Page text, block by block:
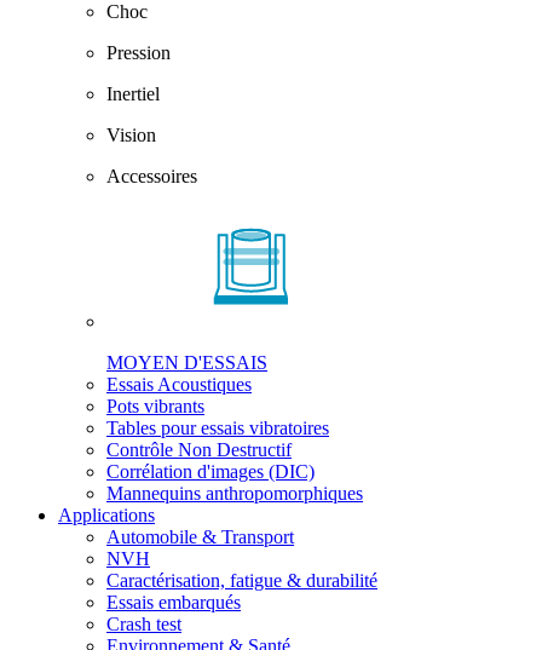
Choc
Pression
Inertiel
Vision
Accessoires
MOYEN D'ESSAIS
Essais Acoustiques
Pots vibrants
Tables pour essais vibratoires
Contrôle Non Destructif
Corrélation d'images (DIC)
Mannequins anthropomorphiques
Applications
Automobile & Transport
NVH
Caractérisation, fatigue & durabilité
Essais embarqués
Crash test
Environnement & Santé